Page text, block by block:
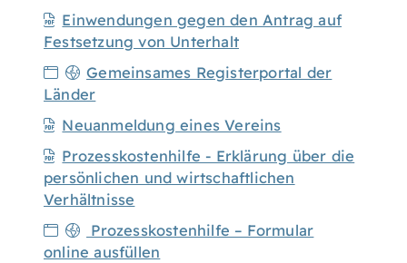
Einwendungen gegen den Antrag auf
Festsetzung von Unterhalt
Gemeinsames Registerportal der
Länder
Neuanmeldung eines Vereins
Prozesskostenhilfe - Erklärung über die
persönlichen und wirtschaftlichen
Verhältnisse
Prozesskosten­hilfe – Formular
online ausfüllen